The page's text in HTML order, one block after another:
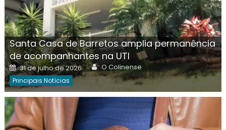
Santa Casa de Barretos amplia permanência
de acompanhantes na UTI
Posted
on
31 de julho de 2026 Author
O Colinense
Principais Notícias